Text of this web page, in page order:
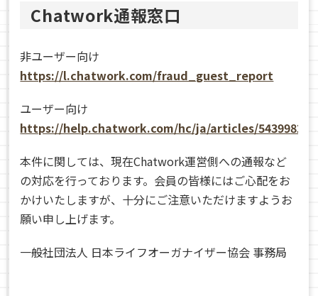
Chatwork通報窓口
非ユーザー向け
https://l.chatwork.com/fraud_guest_report
ユーザー向け
https://help.chatwork.com/hc/ja/articles/
本件に関しては、現在Chatwork運営側への通報など
の対応を行っております。会員の皆様にはご心配をお
かけいたしますが、十分にご注意いただけますようお
願い申し上げます。
一般社団法人 日本ライフオーガナイザー協会 事務局